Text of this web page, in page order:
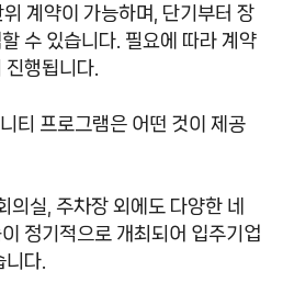
계약이 가능하며, 단기부터 장
수 있습니다. 필요에 따라 계약
행됩니다.
티 프로그램은 어떤 것이 제공
의실, 주차장 외에도 다양한 네
정기적으로 개최되어 입주기업
다.